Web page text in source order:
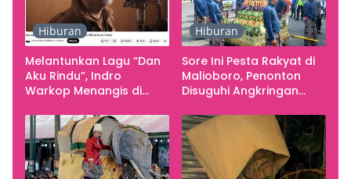
Hiburan
Melantunkan Lagu “Dan
Aku Rindu”, Indro
Warkop Menangis di
Hiburan
Sore Ini Pesta Rakyat di
Malioboro, Penonton
Disuguhi Angkringan